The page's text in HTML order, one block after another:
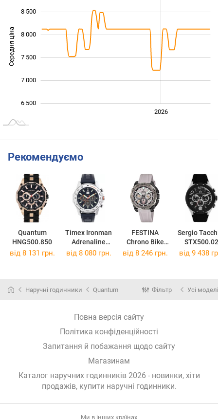
Середня ціна
6 500
7 000
7 500
8 000
8 500
2026
Рекомендуємо
Quantum
HNG500.850
Timex Ironman
Adrenaline
TW2W55500
FESTINA
Chrono Bike
F20726/1
Sergio
STX500.02
від 8 131 грн. від 8 080 грн. від 8 246 грн. від 9 438
Наручні годинники Quantum Фільтр Усі моделі
Повна версія сайту
Політика конфіденційності
Запитання й побажання щодо сайту
Магазинам
Каталог наручних годинників 2026 - новинки, хіти
продажів, купити наручні годинники.
Ми в інших країнах